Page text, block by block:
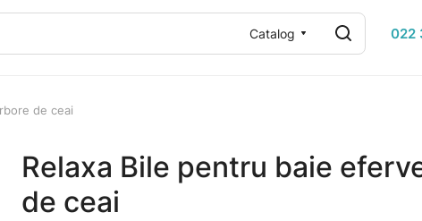
Catalog 022
de ceai
Relaxa Bile pentru baie
de ceai